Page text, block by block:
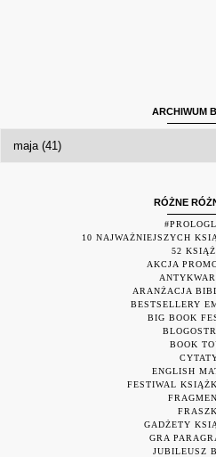
ARCHIWUM
RÓŻNE
10 NAJWAŻNIEJSZYCH
52
AKCJA
ARANŻACJA
BESTSELLERY
BIG BOOK
BOOK
ENGLISH
FESTIWAL
GADŻETY
GRA
JUBILEUSZ